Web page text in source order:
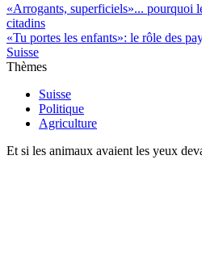
«Arrogants, superficiels»... pourquoi
citadins
«Tu portes les enfants»: le rôle des
Suisse
Thèmes
Suisse
Politique
Agriculture
Et si les animaux avaient les yeux